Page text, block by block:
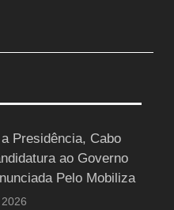
Presidência, Cabo
ao Governo
Pelo Mobiliza